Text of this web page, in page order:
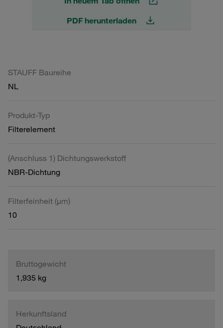
PDF herunterladen
STAUFF Baureihe
NL
Produkt-Typ
Filterelement
(Anschluss 1) Dichtungswerkstoff
NBR-Dichtung
Filterfeinheit (µm)
10
Bruttogewicht
1,935 kg
Herkunftsland